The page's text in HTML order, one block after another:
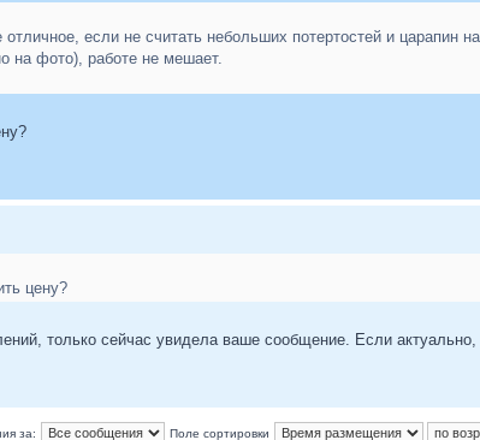
если не считать небольших потертостей и царапин
на фото), работе не мешает.
цену?
только сейчас увидела ваше сообщение. Если
за: Поле сортировки